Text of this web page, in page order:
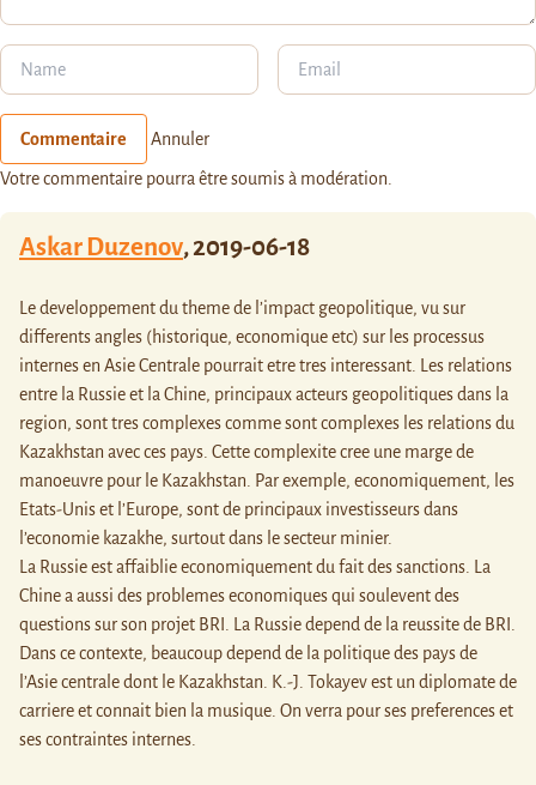
Commentaire Annuler
Votre commentaire pourra être soumis à modération.
Askar Duzenov,2019-06-18
Le developpement du theme de l’impact geopolitique, vu sur
differents angles (historique, economique etc) sur les processus
internes en Asie Centrale pourrait etre tres interessant. Les relations
entre la Russie et la Chine, principaux acteurs geopolitiques dans la
region, sont tres complexes comme sont complexes les relations du
Kazakhstan avec ces pays. Cette complexite cree une marge de
manoeuvre pour le Kazakhstan. Par exemple, economiquement, les
Etats-Unis et l’Europe, sont de principaux investisseurs dans
l’economie kazakhe, surtout dans le secteur minier.
La Russie est affaiblie economiquement du fait des sanctions. La
Chine a aussi des problemes economiques qui soulevent des
questions sur son projet BRI. La Russie depend de la reussite de BRI.
Dans ce contexte, beaucoup depend de la politique des pays de
l’Asie centrale dont le Kazakhstan. K.-J. Tokayev est un diplomate de
carriere et connait bien la musique. On verra pour ses preferences et
ses contraintes internes.